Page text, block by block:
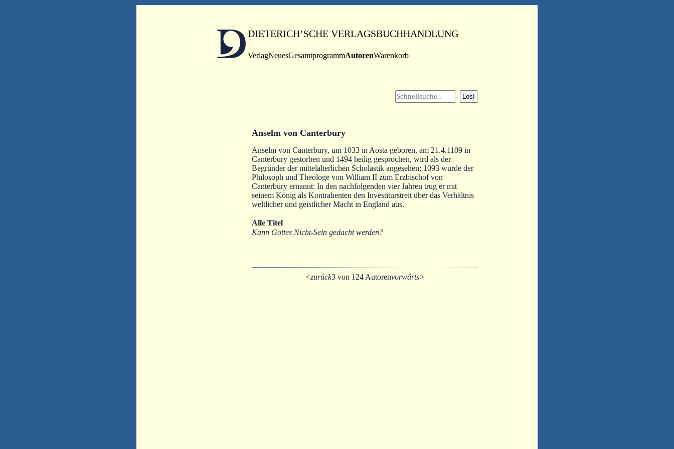
DIETERICH’SCHE VERLAGSBUCHHANDLUNG
VerlagNeuesGesamtprogrammAutorenWarenkorb
Anselm von Canterbury
Anselm von Canterbury, um 1033 in Aosta geboren, am 21.4.1109 in
Canterbury gestorben und 1494 heilig gesprochen, wird als der
Begründer der mittelalterlichen Scholastik angesehen; 1093 wurde der
Philosoph und Theologe von William II zum Erzbischof von
Canterbury ernannt: In den nachfolgenden vier Jahren trug er mit
seinem König als Kontrahenten den Investiturstreit über das Verhältnis
weltlicher und geistlicher Macht in England aus.
Alle Titel
Kann Gottes Nicht-Sein gedacht werden?
<zurück3 von 124 Autorenvorwärts>